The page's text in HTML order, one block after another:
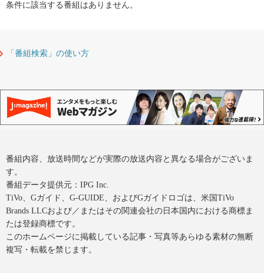
条件に該当する番組はありません。
「番組検索」の使い方
番組内容、放送時間などが実際の放送内容と異なる場合がございま
す。
番組データ提供元：IPG Inc.
TiVo、Gガイド、G-GUIDE、およびGガイドロゴは、米国TiVo
Brands LLCおよび／またはその関連会社の日本国内における商標ま
たは登録商標です。
このホームページに掲載している記事・写真等あらゆる素材の無断
複写・転載を禁じます。